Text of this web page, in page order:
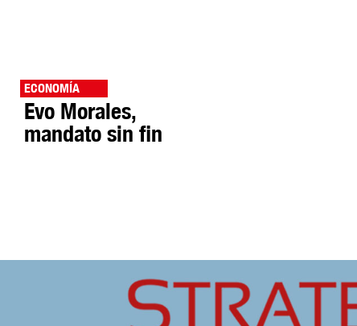
ECONOMÍA
Evo Morales,
mandato sin fin